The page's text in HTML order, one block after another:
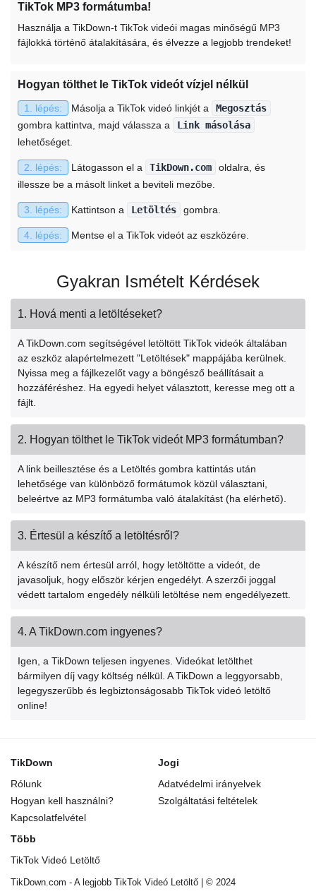
TikTok MP3 formátumba!
Használja a TikDown-t TikTok videói magas minőségű MP3
fájlokká történő átalakítására, és élvezze a legjobb trendeket!
Hogyan tölthet le TikTok videót vízjel nélkül
1. lépés: Másolja a TikTok videó linkjét a
Megosztás
gombra kattintva, majd válassza a
Link másolása
lehetőséget.
2. lépés: Látogasson el a TikDown.com
oldalra, és
illessze be a másolt linket a beviteli mezőbe.
3. lépés: Kattintson a Letöltés gombra.
4. lépés: Mentse el a TikTok videót az eszközére.
Gyakran Ismételt Kérdések
1. Hová menti a letöltéseket?
A TikDown.com segítségével letöltött TikTok videók általában
az eszköz alapértelmezett "Letöltések" mappájába kerülnek.
Nyissa meg a fájlkezelőt vagy a böngésző beállításait a
hozzáféréshez. Ha egyedi helyet választott, keresse meg ott a
fájlt.
2. Hogyan tölthet le TikTok videót MP3 formátumban?
A link beillesztése és a Letöltés gombra kattintás után
lehetősége van különböző formátumok közül választani,
beleértve az MP3 formátumba való átalakítást (ha elérhető).
3. Értesül a készítő a letöltésről?
A készítő nem értesül arról, hogy letöltötte a videót, de
javasoljuk, hogy először kérjen engedélyt. A szerzői joggal
védett tartalom engedély nélküli letöltése nem engedélyezett.
4. A TikDown.com ingyenes?
Igen, a TikDown teljesen ingyenes. Videókat letölthet
bármilyen díj vagy költség nélkül. A TikDown a leggyorsabb,
legegyszerűbb és legbiztonságosabb TikTok videó letöltő
online!
TikDown
Rólunk
Hogyan kell használni?
Kapcsolatfelvétel
Jogi
Adatvédelmi irányelvek
Szolgáltatási feltételek
Több
TikTok Videó Letöltő
TikDown.com - A legjobb TikTok Videó Letöltő | © 2024